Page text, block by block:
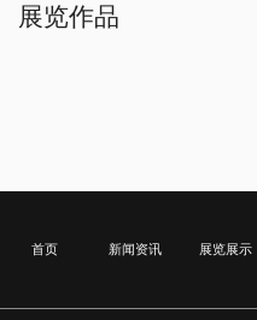
展览作品
首页 新闻资讯 展览展示